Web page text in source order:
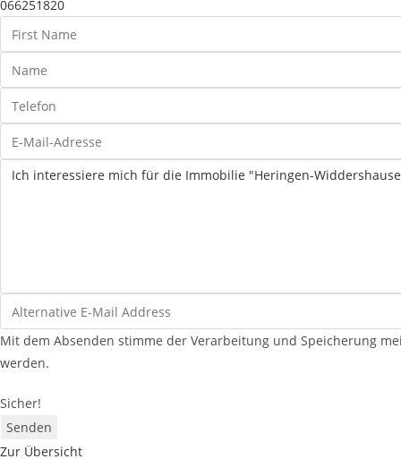
066251820
Mit dem Absenden stimme der Verarbeitung und Speicherung
werden.
Sicher!
Senden
Zur Übersicht